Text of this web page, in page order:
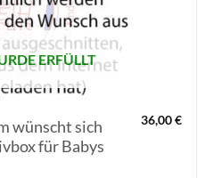
ERFÜLLT
wünscht sich
für Babys
36,00€